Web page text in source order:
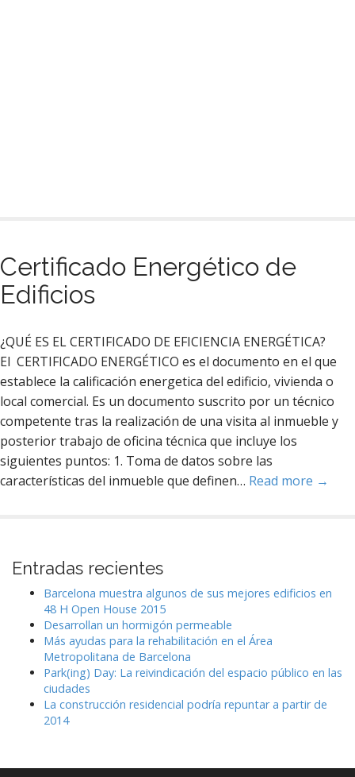
Certificado Energético de
Edificios
¿QUÉ ES EL CERTIFICADO DE EFICIENCIA ENERGÉTICA?
El CERTIFICADO ENERGÉTICO es el documento en el que
establece la calificación energetica del edificio, vivienda o
local comercial. Es un documento suscrito por un técnico
competente tras la realización de una visita al inmueble y
posterior trabajo de oficina técnica que incluye los
siguientes puntos: 1. Toma de datos sobre las
características del inmueble que definen… Read more →
Entradas recientes
Barcelona muestra algunos de sus mejores edificios en
48 H Open House 2015
Desarrollan un hormigón permeable
Más ayudas para la rehabilitación en el Área
Metropolitana de Barcelona
Park(ing) Day: La reivindicación del espacio público en las
ciudades
La construcción residencial podría repuntar a partir de
2014